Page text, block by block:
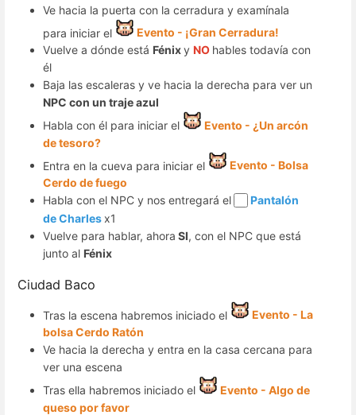
Ve hacia la puerta con la cerradura y examínala
para iniciar el
Evento - ¡Gran Cerradura!
Vuelve a dónde está Fénixy NO hables todavía con
él
Baja las escaleras y ve hacia la derecha para ver un
NPC con un traje azul
Habla con él para iniciar el
Evento - ¿Un arcón
de tesoro?
Entra en la cueva para iniciar el
Evento - Bolsa
Cerdo de fuego
Habla con el NPC y nos entregará el
Pantalón
de Charlesx1
Vuelve para hablar, ahora SI, con el NPC que está
junto al Fénix
Ciudad Baco
Tras la escena habremos iniciado el
Evento - La
bolsa Cerdo Ratón
Ve hacia la derecha y entra en la casa cercana para
ver una escena
Tras ella habremos iniciado el
Evento - Algo de
queso por favor